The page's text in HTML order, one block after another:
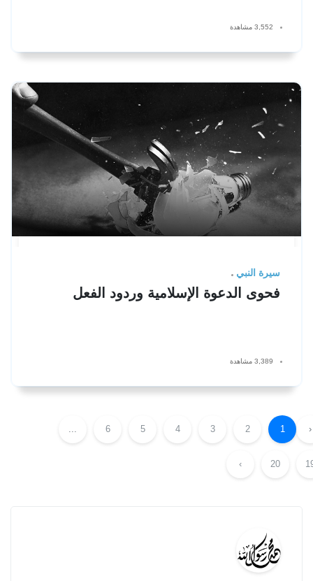
3,552 مشاهدة
سيرة النبي
فحوى الدعوة الإسلامية وردود الفعل
3,389 مشاهدة
‹
1
2
3
4
5
6
20
›